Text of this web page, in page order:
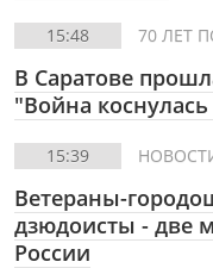
15:48 70 ЛЕТ
В Саратове
"Война
15:39
Ветераны-
дзюдоисты - две
России